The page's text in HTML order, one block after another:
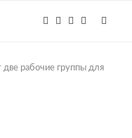
две рабочие группы для